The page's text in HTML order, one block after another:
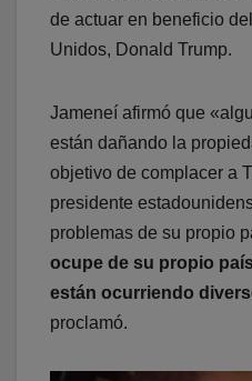
de actuar en beneficio
Unidos, Donald Trump.
Jameneí afirmó que
están dañando la
objetivo de complacer a
presidente
problemas de su propio
ocupe de su propio
están ocurriendo
proclamó.